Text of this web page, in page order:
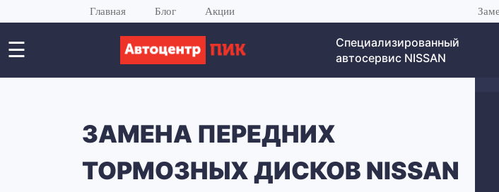
Главная Блог Акции
☰
Специализированный
автосервис NISSAN
ЗАМЕНА ПЕРЕДНИХ
ТОРМОЗНЫХ ДИСКОВ NISSAN